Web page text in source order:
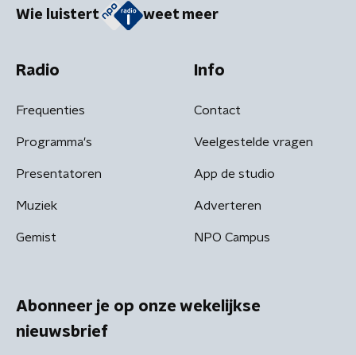
Wie luistert weet meer
Radio
Frequenties
Programma's
Presentatoren
Muziek
Gemist
Info
Contact
Veelgestelde vragen
App de studio
Adverteren
NPO Campus
Abonneer je op onze wekelijkse
nieuwsbrief